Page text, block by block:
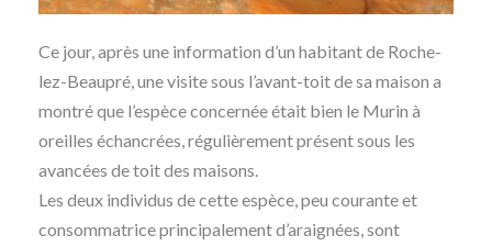
Ce jour, après une information d’un habitant de Roche-
lez-Beaupré, une visite sous l’avant-toit de sa maison a
montré que l’espèce concernée était bien le Murin à
oreilles échancrées, régulièrement présent sous les
avancées de toit des maisons.
Les deux individus de cette espèce, peu courante et
consommatrice principalement d’araignées, sont